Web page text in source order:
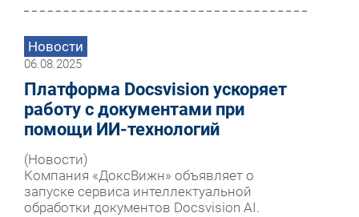
Новости
06.08.2025
Платформа Docsvision ускоряет
работу с документами при
помощи ИИ-технологий
(Новости)
Компания «ДоксВижн» объявляет о
запуске сервиса интеллектуальной
обработки документов Docsvision AI.